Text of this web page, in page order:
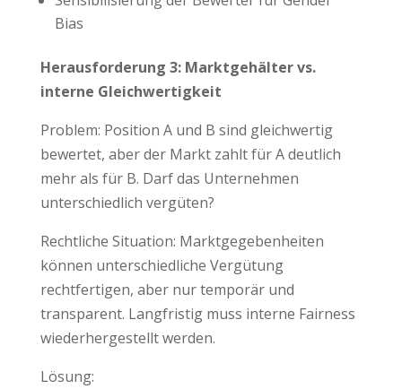
Bias
Herausforderung 3: Marktgehälter vs.
interne Gleichwertigkeit
Problem: Position A und B sind gleichwertig
bewertet, aber der Markt zahlt für A deutlich
mehr als für B. Darf das Unternehmen
unterschiedlich vergüten?
Rechtliche Situation: Marktgegebenheiten
können unterschiedliche Vergütung
rechtfertigen, aber nur temporär und
transparent. Langfristig muss interne Fairness
wiederhergestellt werden.
Lösung: